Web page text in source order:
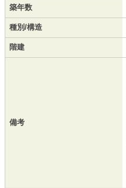
築年数
種別/構造
階建
備考